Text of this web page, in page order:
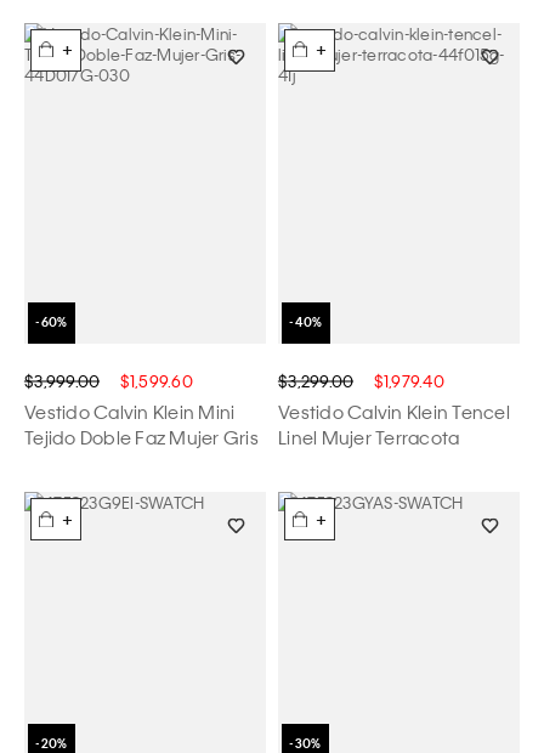
+
$3,999.00 $1,599.60
Vestido Calvin Klein Mini
Tejido Doble Faz Mujer Gris
+
$3,299.00 $1,979.40
Vestido Calvin Klein Tencel
Linel Mujer Terracota
+ +